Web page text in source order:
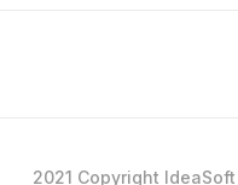
2021 Copyright IdeaSoft